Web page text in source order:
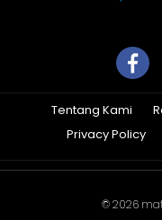
Tentang Kami
Privacy Policy
© 2026